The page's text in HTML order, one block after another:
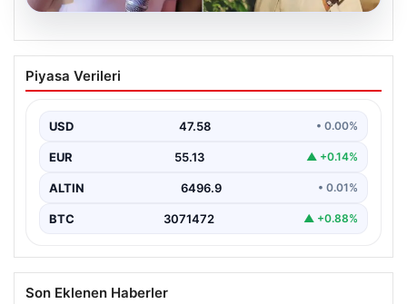
‘Yeraltı’ dizisinde şok olay! Babası suç
duyurusunda bulundu: ‘Kızımla reşit
Piyasa Verileri
USD 47.58 • 0.00%
EUR 55.13 ▲ +0.14%
ALTIN 6496.9 • 0.01%
BTC 3071472 ▲ +0.88%
Son Eklenen Haberler